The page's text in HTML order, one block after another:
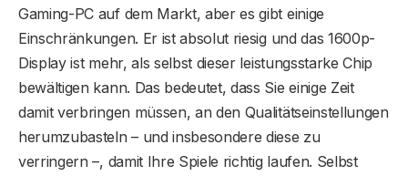
Gaming-PC auf dem Markt, aber es gibt einige
Einschränkungen. Er ist absolut riesig und das 1600p-
Display ist mehr, als selbst dieser leistungsstarke Chip
bewältigen kann. Das bedeutet, dass Sie einige Zeit
damit verbringen müssen, an den Qualitätseinstellungen
herumzubasteln – und insbesondere diese zu
verringern –, damit Ihre Spiele richtig laufen. Selbst